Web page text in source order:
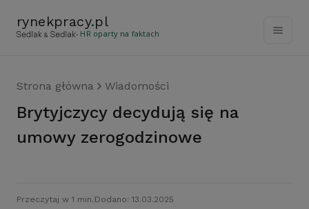
rynekpracy.pl
- HR oparty na faktach
Strona główna Wiadomości
Brytyjczycy decydują się na
umowy zerogodzinowe
Przeczytaj w 1 min. Dodano: 13.03.2025